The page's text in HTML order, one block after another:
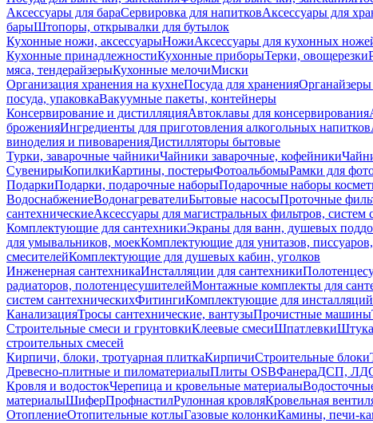
Аксессуары для бараСервировка для напитковАксессуары для
барыШтопоры, открывалки для бутылок
Кухонные ножи, аксессуарыНожиАксессуары для кухонных
Кухонные принадлежностиКухонные приборыТерки, овощерезки
мяса, тендерайзерыКухонные мелочиМиски
Организация хранения на кухнеПосуда для хранения
посуда, упаковкаВакуумные пакеты, контейнеры
Консервирование и дистилляцияАвтоклавы для консервирования
броженияИнгредиенты для приготовления алкогольных напитков
виноделия и пивоваренияДистилляторы бытовые
Турки, заварочные чайникиЧайники заварочные, кофейники
СувенирыКопилкиКартины, постерыФотоальбомыРамки для
ПодаркиПодарки, подарочные наборыПодарочные наборы
ВодоснабжениеВодонагревателиБытовые насосыПроточные
сантехническиеАксессуары для магистральных фильтров, систем
Комплектующие для сантехникиЭкраны для ванн, душевых
для умывальников, моекКомплектующие для унитазов,
смесителейКомплектующие для душевых кабин, уголков
Инженерная сантехникаИнсталляции для сантехники
радиаторов, полотенцесушителейМонтажные комплекты для
систем сантехническихФитингиКомплектующие для инсталляций
КанализацияТросы сантехнические, вантузыПрочистные машины
Строительные смеси и грунтовкиКлеевые смесиШпатлевки
строительных смесей
Кирпичи, блоки, тротуарная плиткаКирпичиСтроительные блоки
Древесно-плитные и пиломатериалыПлиты OSBФанераДСП,
Кровля и водостокЧерепица и кровельные материалы
материалыШиферПрофнастилРулонная кровляКровельная
ОтоплениеОтопительные котлыГазовые колонкиКамины, печи-